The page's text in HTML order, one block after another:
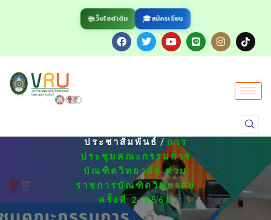
🌐เว็บไซต์เดิม 🎓สมัครเรียน
ประชาสัมพันธ์ / การ
ประชุมคณะกรรมการ
บัณฑิตวิทยาลัย ส่วน
ราชการบัณฑิตวิทยาลัย
ครั้งที่ 2/2568